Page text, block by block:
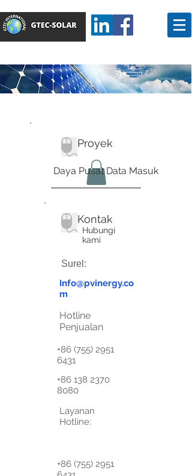
Proyek
Daya Pusat Data Masuk
Kontak
Hubungi
kami
Surel:
Info@pvinergy.co
m
Hotline
Penjualan
+86 (755) 2951
6431
+86 138 2370
8080
Layanan
Hotline:
+86 (755) 2951